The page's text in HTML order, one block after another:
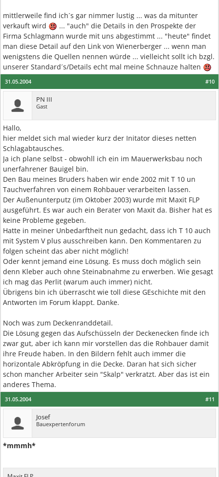
mittlerweile find ich´s gar nimmer lustig ... was da mitunter
verkauft wird
... "auch" die Details in den Prospekte der
Firma Schlagmann wurde mit uns abgestimmt ... "heute" findet
man diese Detail auf den Link von Wienerberger ... wenn man
wenigstens die Quellen nennen würde ... vielleicht sollt ich bzgl.
unserer Standard´s/Details echt mal meine Schnauze halten
#10
31.05.2004
PN III
Gast
Hallo,
hier meldet sich mal wieder kurz der Initator dieses netten
Schlagabtausches.
Ja ich plane selbst - obwohll ich ein im Mauerwerksbau noch
unerfahrener Bauigel bin.
Den Bau meines Bruders haben wir ende 2002 mit T 10 un
Tauchverfahren von einem Rohbauer verarbeiten lassen.
Der Außenunterputz (im Oktober 2003) wurde mit Maxit FLP
ausgeführt. Es war auch ein Berater von Maxit da. Bisher hat es
keine Probleme gegeben.
Hatte in meiner Unbedarftheit nun gedacht, dass ich T 10 auch
mit System V plus ausschreiben kann. Den Kommentaren zu
folgen scheint das aber nicht möglich!
Oder kennt jemand eine Lösung. Es muss doch möglich sein
denn Kleber auch ohne Steinabnahme zu erwerben. Wie gesagt
ich mag das Perlit (warum auch immer) nicht.
Übrigens bin ich überrascht wie toll diese GEschichte mit den
Antworten im Forum klappt. Danke.
Noch was zum Deckenranddetail.
Die Lösung gegen das Aufschüsseln der Deckenecken finde ich
zwar gut, aber ich kann mir vorstellen das die Rohbauer damit
ihre Freude haben. In den Bildern fehlt auch immer die
horizontale Abkröpfung in die Decke. Daran hat sich sicher
schon mancher Arbeiter sein "Skalp" verkratzt. Aber das ist ein
anderes Thema.
#11
31.05.2004
Josef
Bauexpertenforum
*mmmh*